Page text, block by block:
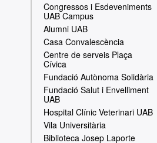
Congressos i Esdeveniments
UAB Campus
Alumni UAB
Casa Convalescència
Centre de serveis Plaça
Cívica
Fundació Autònoma Solidària
Fundació Salut i Envelliment
UAB
Hospital Clínic Veterinari UAB
Vila Universitària
Biblioteca Josep Laporte